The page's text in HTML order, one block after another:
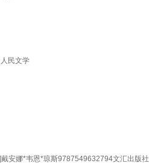
民文学
安娜*韦恩*琼斯9787549632794文汇出版社